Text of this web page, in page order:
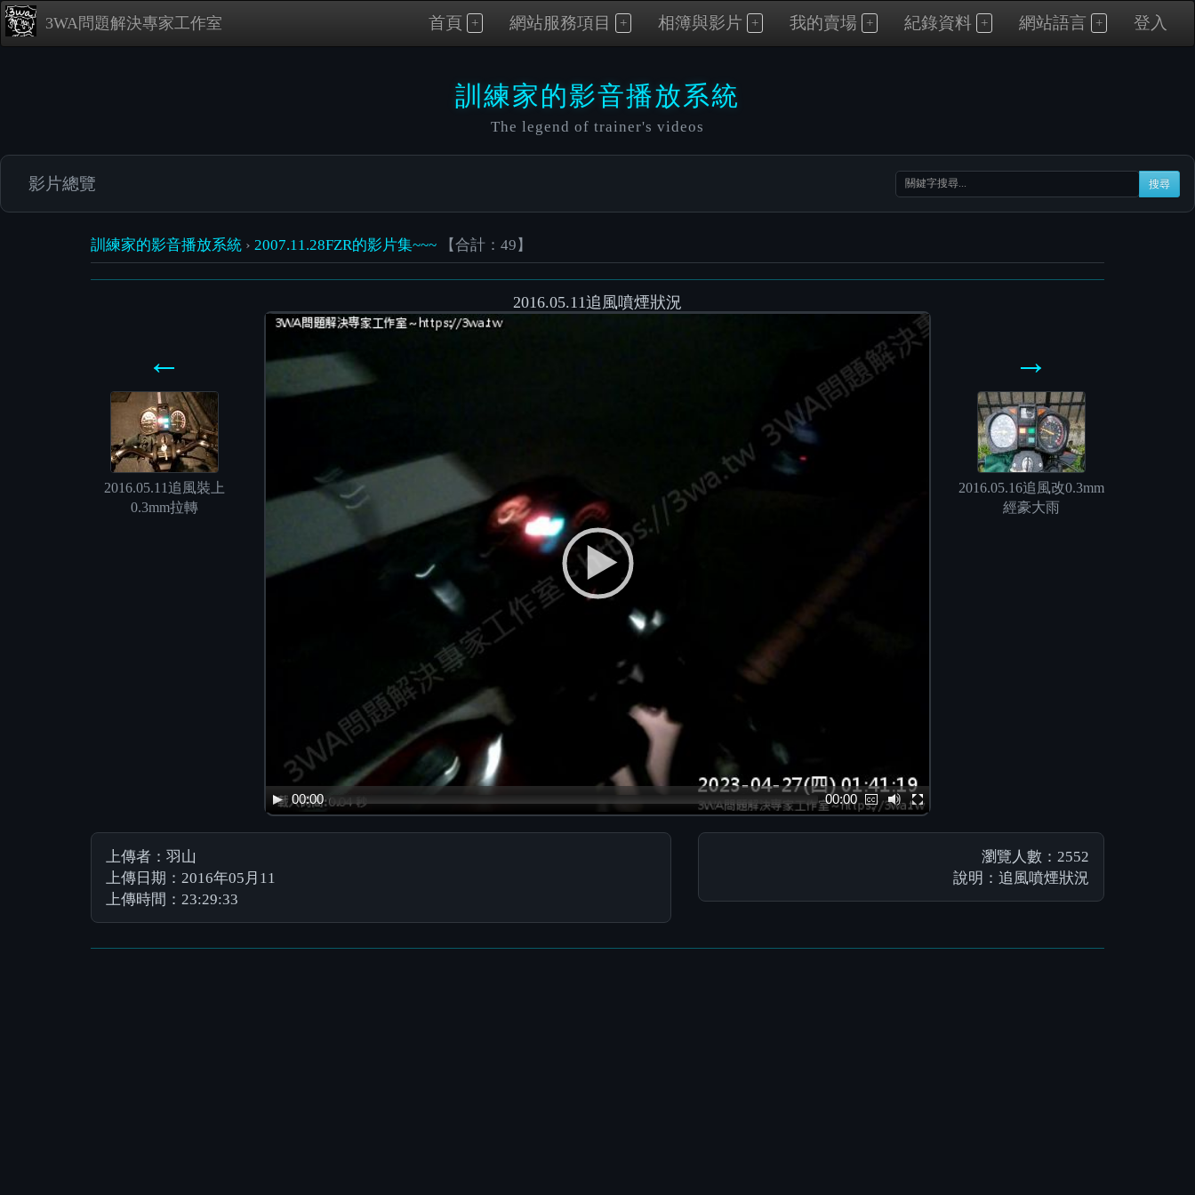
3WA問題解決專家工作室 首頁 網站服務項目 相簿與影片 我的賣場 紀錄資料 網站語言 登入
訓練家的影音播放系統
The legend of trainer's videos
影片總覽 搜尋
訓練家的影音播放系統 › 2007.11.28FZR的影片集~~~ 【合計：49】
2016.05.11追風噴煙狀況
←
2016.05.11追風裝上
0.3mm拉轉
00:00 00:00
→
2016.05.16追風改0.3mm
經豪大雨
上傳者：羽山
上傳日期：2016年05月11
上傳時間：23:29:33
瀏覽人數：2552
說明：追風噴煙狀況